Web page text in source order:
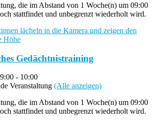
die im Abstand von 1 Woche(n) um 09:00
stattfindet und unbegrenzt wiederholt wird.
Gedächtnistraining
- 10:00
Veranstaltung (Alle anzeigen)
die im Abstand von 1 Woche(n) um 09:00
stattfindet und unbegrenzt wiederholt wird.